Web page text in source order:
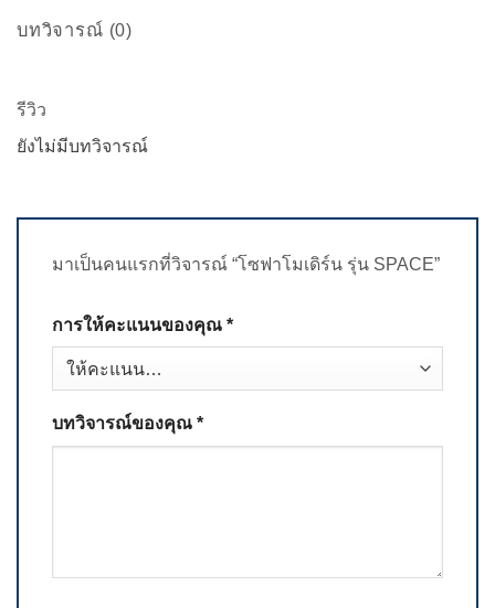
บทวิจารณ์ (0)
รีวิว
ยังไม่มีบทวิจารณ์
มาเป็นคนแรกที่วิจารณ์ “โซฟาโมเดิร์น รุ่น SPACE”
การให้คะแนนของคุณ *
บทวิจารณ์ของคุณ *